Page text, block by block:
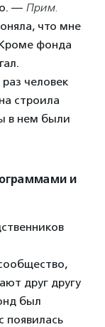
— Прим.
что мне
фонда
человек
строила
в нем были
и
друг другу
был
появилась